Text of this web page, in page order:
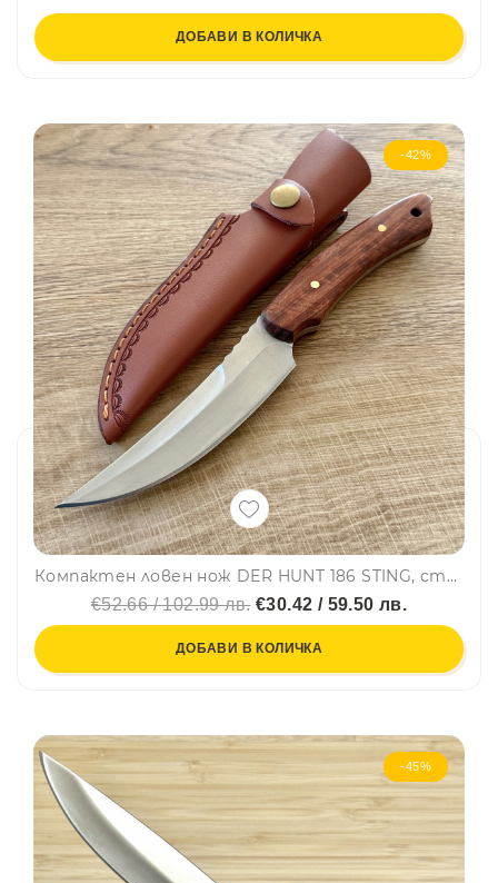
ДОБАВИ В КОЛИЧКА
-42%
Компактен ловен нож DER HUNT 186 STING, стомана 5CR13MOV, дръжка от червено сандалово дърво, кожена кания
€52.66 / 102.99 лв.€30.42 / 59.50 лв.
ДОБАВИ В КОЛИЧКА
-45%